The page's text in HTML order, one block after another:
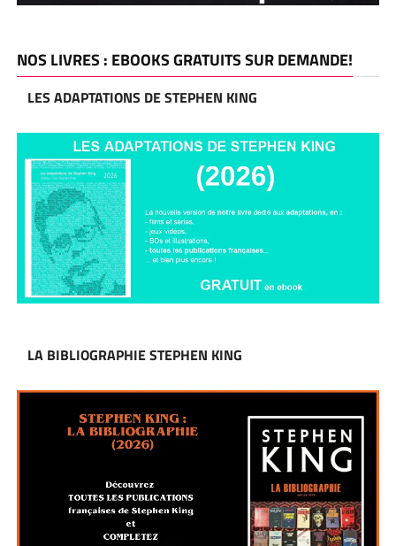
NOS LIVRES : EBOOKS GRATUITS SUR DEMANDE!
LES ADAPTATIONS DE STEPHEN KING
LA BIBLIOGRAPHIE STEPHEN KING